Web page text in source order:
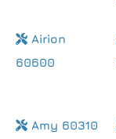
Airion
60600
Amy 60310